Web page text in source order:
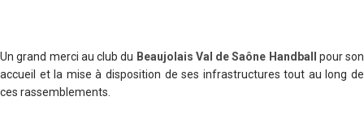
Un grand merci au club du Beaujolais Val de Saône Handball
pour son
accueil et la mise à disposition de ses infrastructures tout au long de
ces rassemblements.